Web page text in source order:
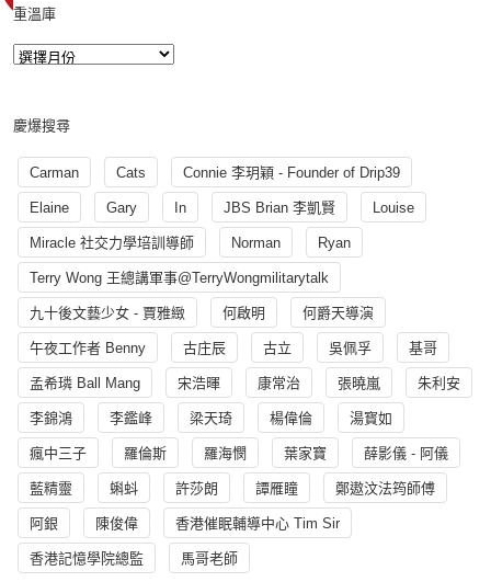
重溫庫
慶爆搜尋
Carman Cats Connie 李玥穎 - Founder of Drip39
Elaine Gary In JBS Brian 李凱賢 Louise
Miracle 社交力學培訓導師 Norman Ryan
Terry Wong 王總講軍事@TerryWongmilitarytalk
九十後文藝少女 - 賈雅緻 何啟明 何爵天導演
午夜工作者 Benny 古庄辰 古立 吳佩孚 基哥
孟希璘 Ball Mang 宋浩暉 康常治 張曉嵐 朱利安
李錦鴻 李鑑峰 梁天琦 楊偉倫 湯寳如
瘋中三子 羅倫斯 羅海憫 葉家寶 薛影儀 - 阿儀
藍精靈 蝌蚪 許莎朗 譚雁瞳 鄭遨汶法筠師傅
阿銀 陳俊偉 香港催眠輔導中心 Tim Sir
香港記憶學院總監 馬哥老師